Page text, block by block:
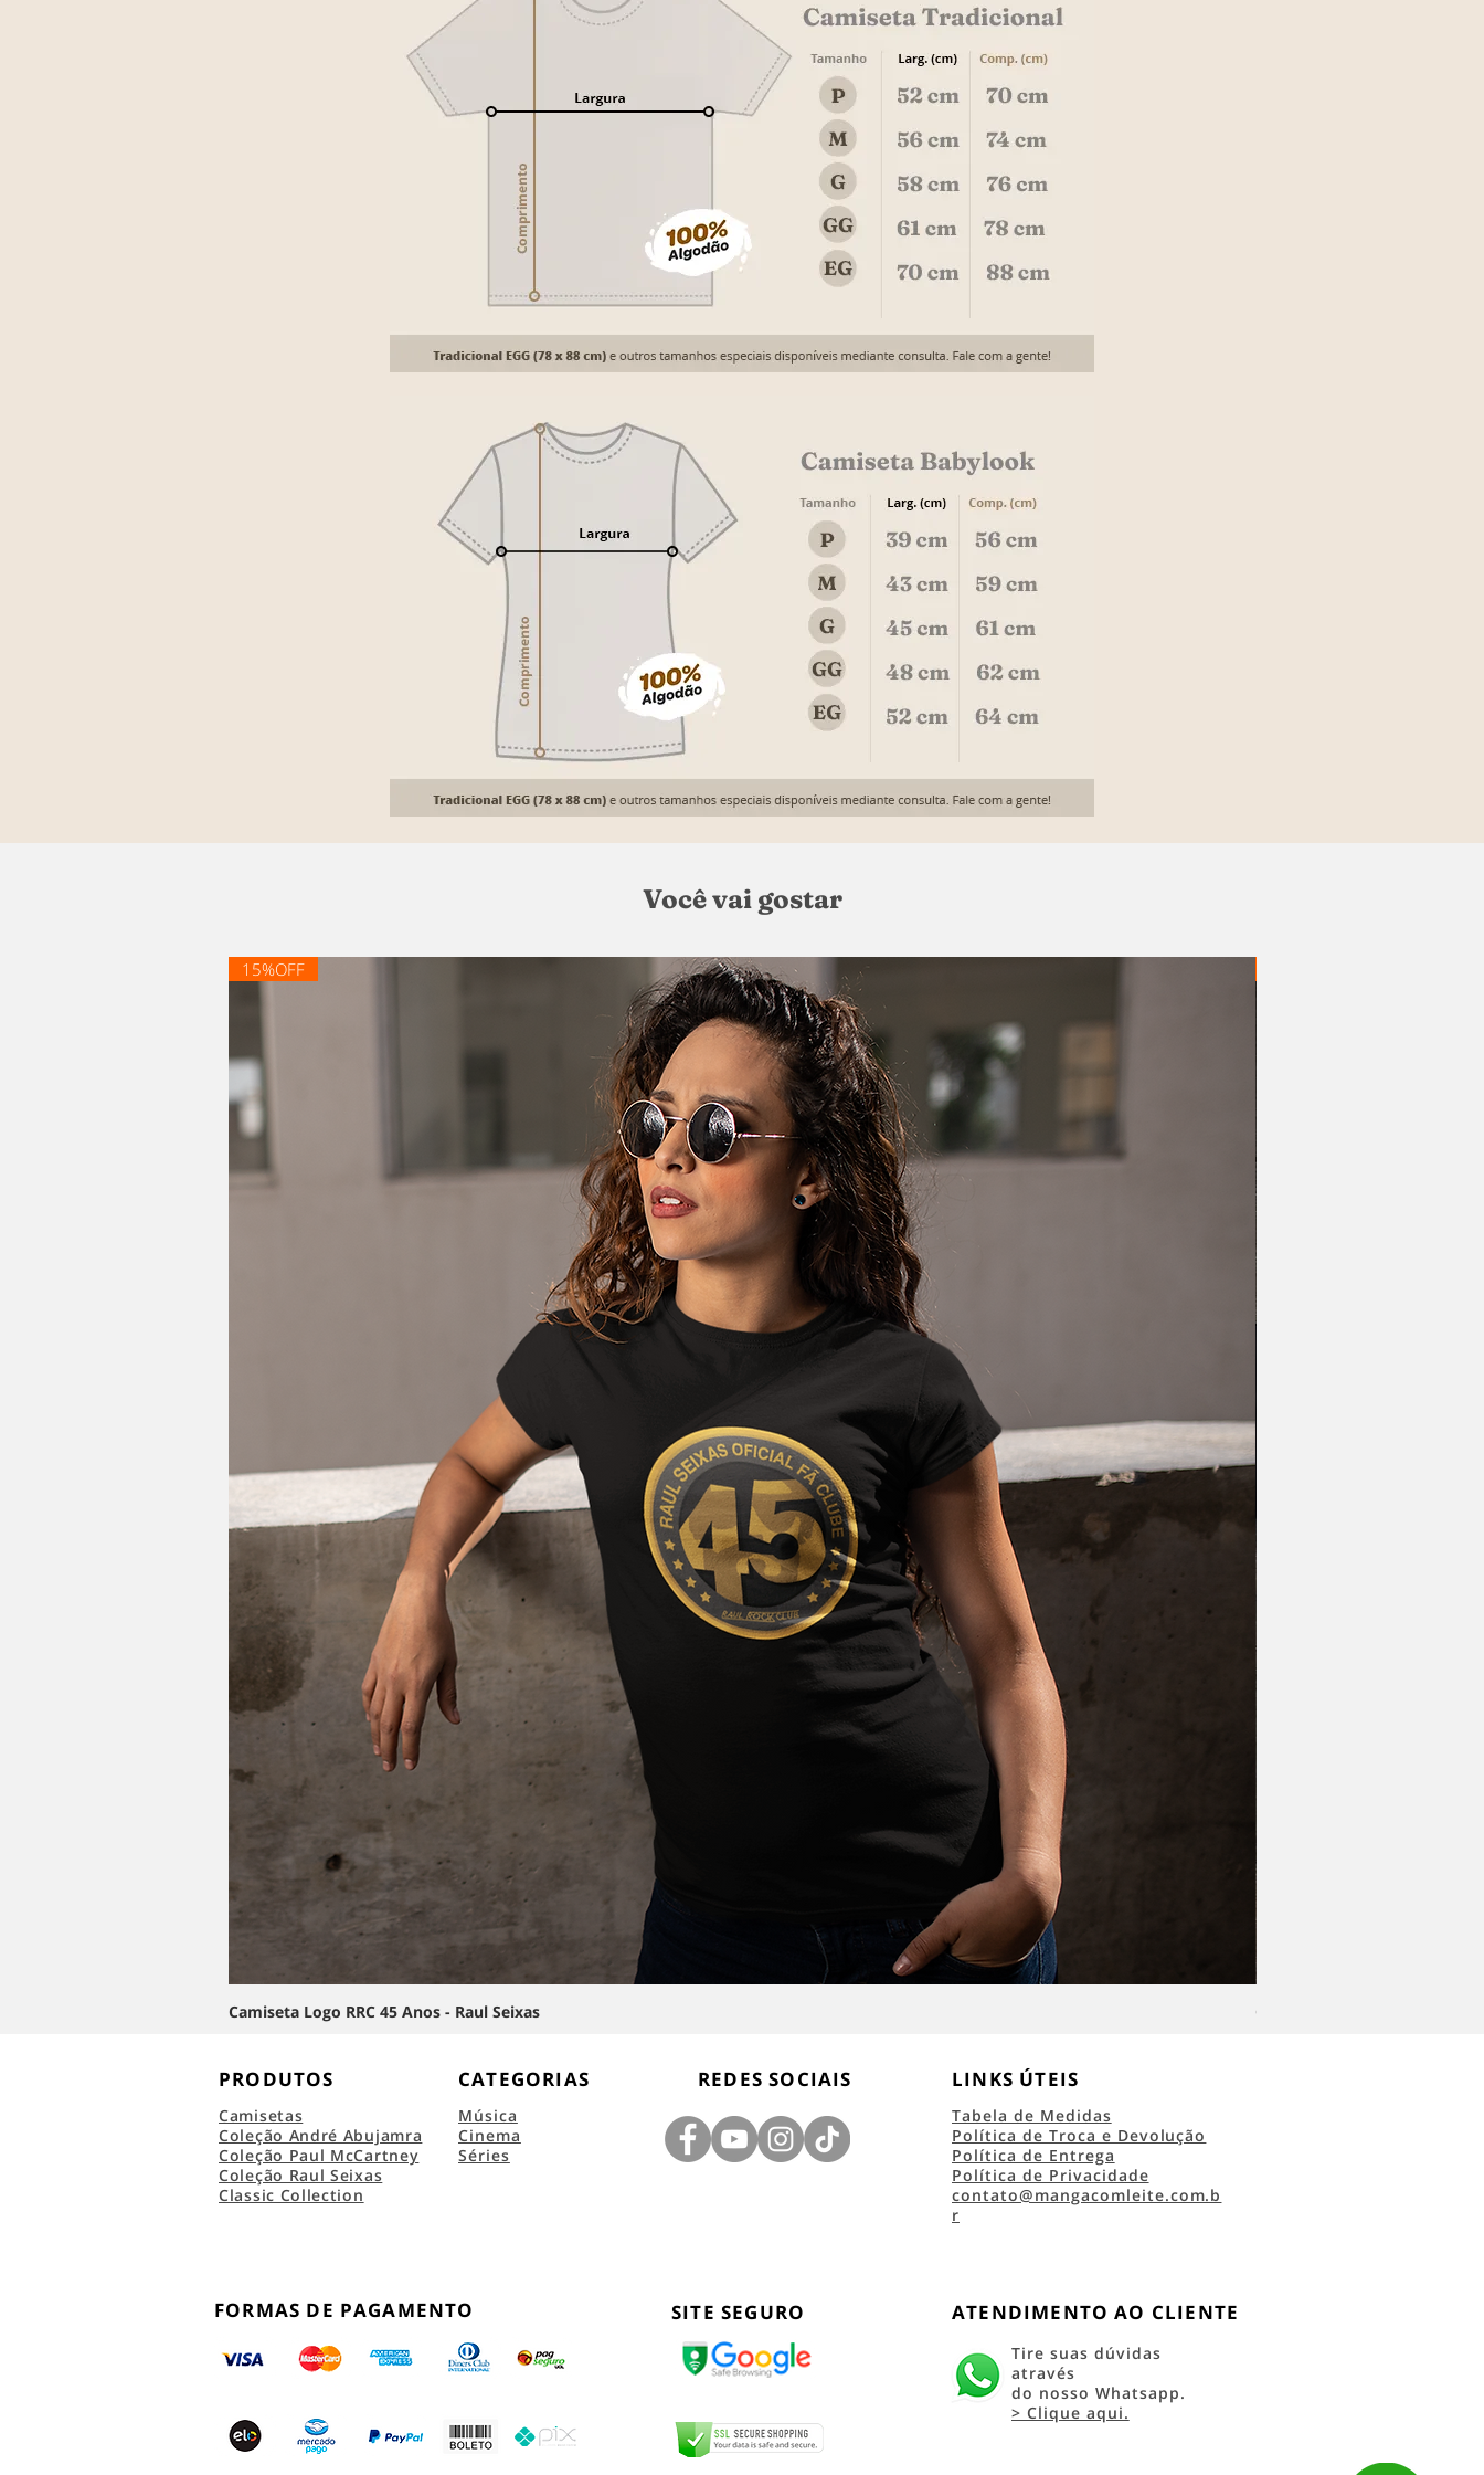
Você vai gostar
15%OFF
Camiseta Logo RRC 45 Anos - Raul Seixas Camiseta Classic Logo RRC
PRODUTOS
Camisetas
Coleção André Abujamra
Coleção Paul McCartney
Coleção Raul Seixas
Classic Collection
CATEGORIAS
Música
Cinema
Séries
REDES SOCIAIS LINKS ÚTEIS
Tabela de Medidas
Política de Troca e Devolução
Política de Entrega
Política de Privacidade
contato@mangacomleite.com.b
r
FORMAS DE PAGAMENTO SITE SEGURO ATENDIMENTO AO CLIENTE
Tire suas dúvidas
através
do nosso Whatsapp.
> Clique aqui.